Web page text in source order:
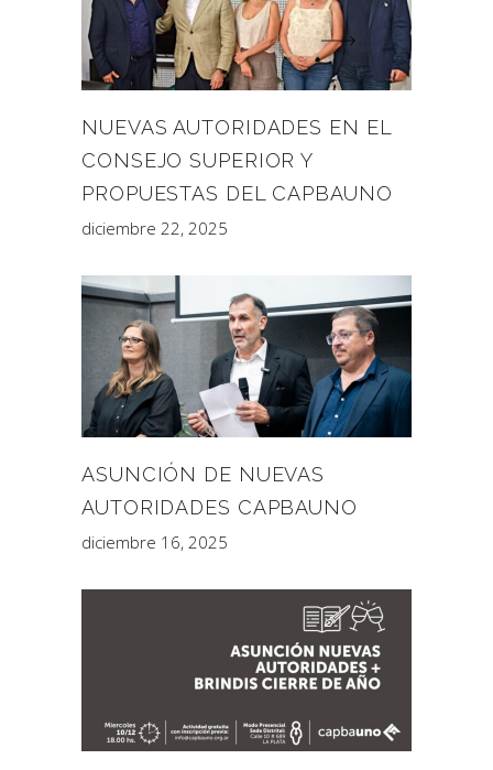
NUEVAS AUTORIDADES EN EL
CONSEJO SUPERIOR Y
PROPUESTAS DEL CAPBAUNO
diciembre 22, 2025
ASUNCIÓN DE NUEVAS
AUTORIDADES CAPBAUNO
diciembre 16, 2025